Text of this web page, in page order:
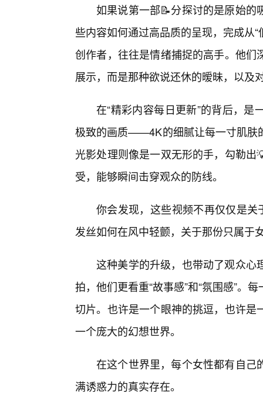
如果说第一部📝分探讨的是原始的
些内容如何通过高品质的呈现，完成从
创作者，往往是情绪捕捉的高手。他
展示，而是那种欲说还休的暧昧，以及
在“精彩内容每日更新”的背后，
极致的画质——4K的细腻让每一寸肌肤
光影处理则像是一双无形的手，勾勒
受，能够瞬间击穿观众的防线。
你会发现，这些视频不再仅仅是关
发丝如何在风中轻颤，关于那份只属于
这种美学的升级，也带动了观众心
拍，他们更看重“故事感”和“氛围感”。
切片。也许是一个眼神的挑逗，也许
一个庞大的幻想世界。
在这个世界里，每个女性都有自己
满诱惑力的真实存在。